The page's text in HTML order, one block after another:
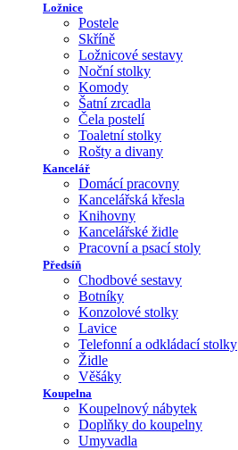
Ložnice
Postele
Skříně
Ložnicové sestavy
Noční stolky
Komody
Šatní zrcadla
Čela postelí
Toaletní stolky
Rošty a divany
Kancelář
Domácí pracovny
Kancelářská křesla
Knihovny
Kancelářské židle
Pracovní a psací stoly
Předsíň
Chodbové sestavy
Botníky
Konzolové stolky
Lavice
Telefonní a odkládací stolky
Židle
Věšáky
Koupelna
Koupelnový nábytek
Doplňky do koupelny
Umyvadla